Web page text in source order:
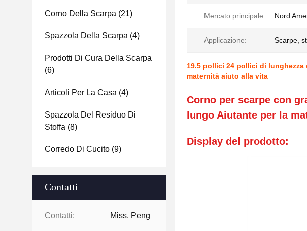
Corno Della Scarpa (21)
Spazzola Della Scarpa (4)
Prodotti Di Cura Della Scarpa
(6)
Articoli Per La Casa (4)
Spazzola Del Residuo Di
Stoffa (8)
Corredo Di Cucito (9)
Contatti
Contatti: Miss. Peng
Mercato principale: Nord
Applicazione: Scarpe,
19.5 pollici 24 pollici di lunghezza
maternità aiuto alla vita
Corno per scarpe con
lungo Aiutante per la
Display del prodotto: